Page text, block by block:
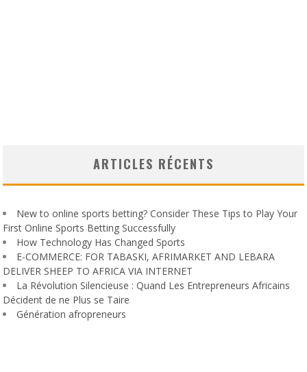
ARTICLES RÉCENTS
New to online sports betting? Consider These Tips to Play Your
First Online Sports Betting Successfully
How Technology Has Changed Sports
E-COMMERCE: FOR TABASKI, AFRIMARKET AND LEBARA
DELIVER SHEEP TO AFRICA VIA INTERNET
La Révolution Silencieuse : Quand Les Entrepreneurs Africains
Décident de ne Plus se Taire
Génération afropreneurs